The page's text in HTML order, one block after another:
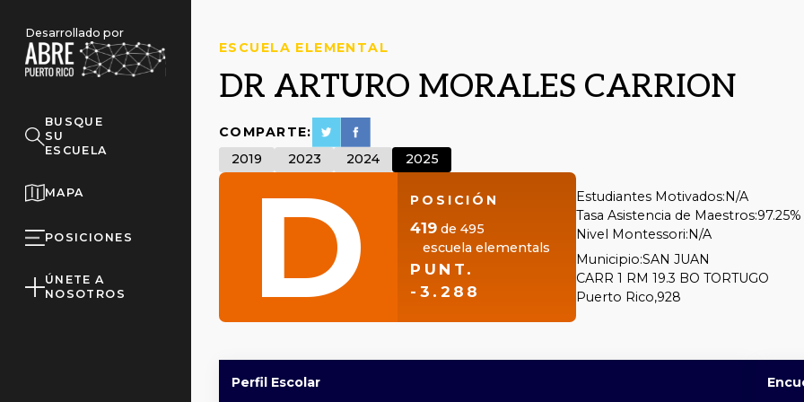
Desarrollado por
BUSQUE
SU
ESCUELA
MAPA
POSICIONES
ÚNETE A
NOSOTROS
ESCUELA ELEMENTAL
DR ARTURO MORALES CARRION
COMPARTE:
2019
2023 2024 2025
D POSICIÓN
419 de495
escuela elementals
PUNT.
-3.288
Estudiantes Motivados:N/A
Tasa Asistencia de Maestros:97.25%
Nivel Montessori:N/A
Municipio:SAN JUAN
CARR 1 RM 19.3 BO TORTUGO
Puerto Rico,928
Perfil Escolar